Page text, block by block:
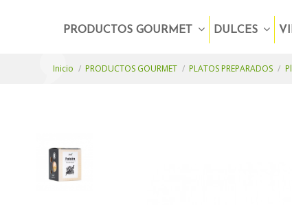
PRODUCTOS GOURMET DULCES
Inicio PRODUCTOS GOURMET PLATOS PREPARADOS